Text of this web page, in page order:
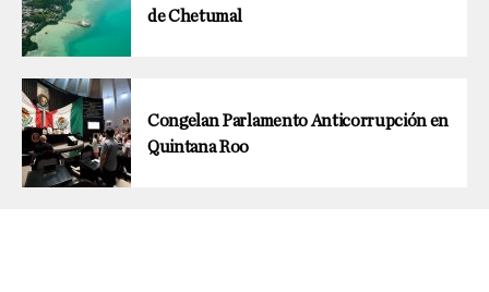
de Chetumal
Congelan Parlamento Anticorrupción en
Quintana Roo